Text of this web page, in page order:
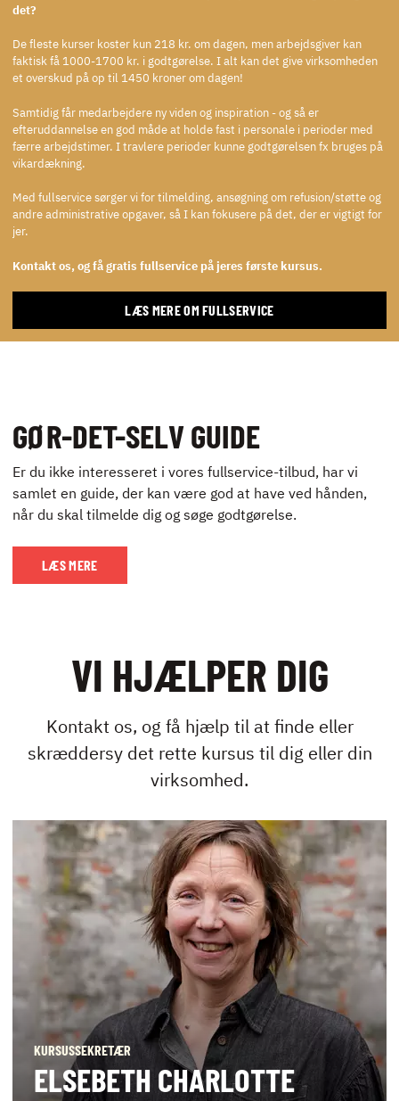
det?
De fleste kurser koster kun 218 kr. om dagen, men arbejdsgiver kan
faktisk få 1000-1700 kr. i godtgørelse. I alt kan det give virksomheden
et overskud på op til 1450 kroner om dagen!
Samtidig får medarbejdere ny viden og inspiration - og så er
efteruddannelse en god måde at holde fast i personale i perioder med
færre arbejdstimer. I travlere perioder kunne godtgørelsen fx bruges på
vikardækning.
Med fullservice sørger vi for tilmelding, ansøgning om refusion/støtte og
andre administrative opgaver, så I kan fokusere på det, der er vigtigt for
jer.
Kontakt os, og få gratis fullservice på jeres første kursus.
LÆS MERE OM FULLSERVICE
GØR-DET-SELV GUIDE
Er du ikke interesseret i vores fullservice-tilbud, har vi
samlet en guide, der kan være god at have ved hånden,
når du skal tilmelde dig og søge godtgørelse.
LÆS MERE
VI HJÆLPER DIG
Kontakt os, og få hjælp til at finde eller
skræddersy det rette kursus til dig eller din
virksomhed.
KURSUSSEKRETÆR
ELSEBETH CHARLOTTE